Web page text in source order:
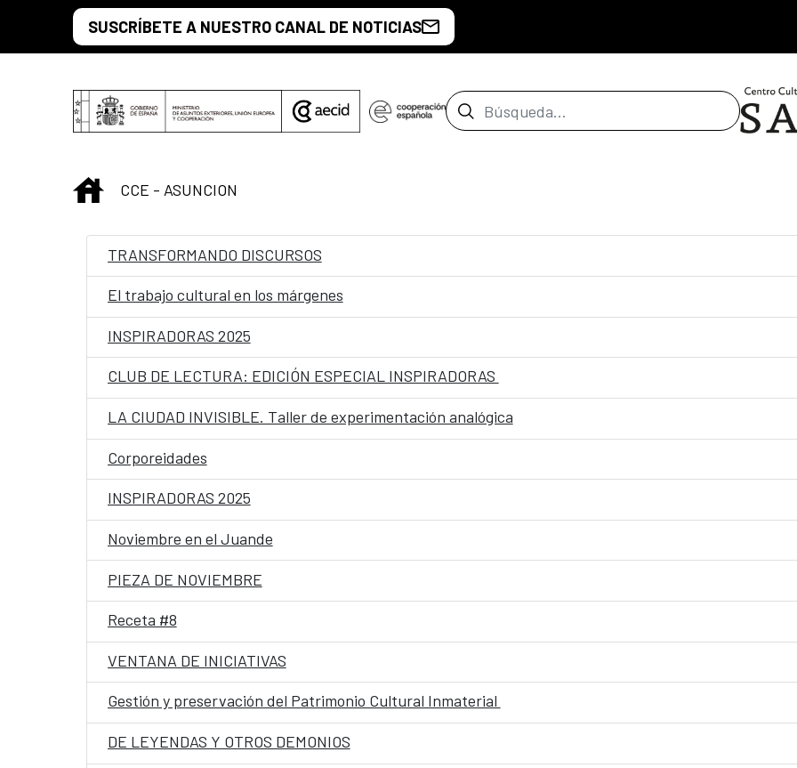
Saltar al contenido principal
SUSCRÍBETE A NUESTRO CANAL DE NOTICIAS
Barra de búsqueda
INICIO
CCE - ASUNCION
TRANSFORMANDO DISCURSOS
El trabajo cultural en los márgenes
INSPIRADORAS 2025
CLUB DE LECTURA: EDICIÓN ESPECIAL INSPIRADORAS
LA CIUDAD INVISIBLE. Taller de experimentación analógica
Corporeidades
INSPIRADORAS 2025
Noviembre en el Juande
PIEZA DE NOVIEMBRE
Receta #8
VENTANA DE INICIATIVAS
Gestión y preservación del Patrimonio Cultural Inmaterial
DE LEYENDAS Y OTROS DEMONIOS